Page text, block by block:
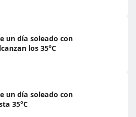
un día soleado con
los 35°C
un día soleado con
35°C